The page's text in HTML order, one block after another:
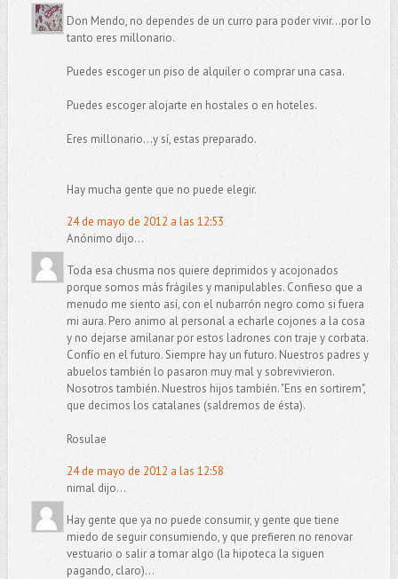
Don Mendo, no dependes de un curro para poder vivir...por lo
tanto eres millonario.
Puedes escoger un piso de alquiler o comprar una casa.
Puedes escoger alojarte en hostales o en hoteles.
Eres millonario...y sí, estas preparado.
Hay mucha gente que no puede elegir.
24 de mayo de 2012 a las 12:53
Anónimo dijo...
Toda esa chusma nos quiere deprimidos y acojonados
porque somos más frágiles y manipulables. Confieso que a
menudo me siento así, con el nubarrón negro como si fuera
mi aura. Pero animo al personal a echarle cojones a la cosa
y no dejarse amilanar por estos ladrones con traje y corbata.
Confío en el futuro. Siempre hay un futuro. Nuestros padres y
abuelos también lo pasaron muy mal y sobrevivieron.
Nosotros también. Nuestros hijos también. "Ens en sortirem",
que decimos los catalanes (saldremos de ésta).
Rosulae
24 de mayo de 2012 a las 12:58
nimal dijo...
Hay gente que ya no puede consumir, y gente que tiene
miedo de seguir consumiendo, y que prefieren no renovar
vestuario o salir a tomar algo (la hipoteca la siguen
pagando, claro)...